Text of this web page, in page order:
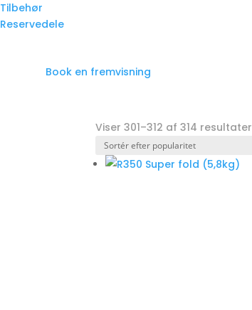
Tilbehør
Reservedele
Book en fremvisning
Viser 301–312 af 314 resultater